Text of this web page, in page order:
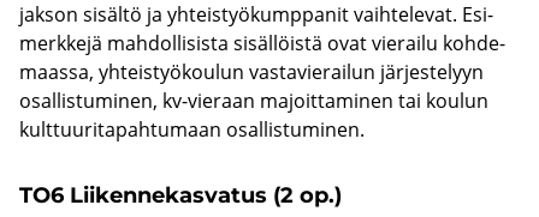
jak­son si­säl­tö ja yh­teis­työ­kump­pa­nit vaih­te­le­vat. Esi­
merk­ke­jä mah­dol­li­sis­ta si­säl­löis­tä ovat vie­rai­lu koh­de­
maas­sa, yh­teis­työ­kou­lun vas­ta­vie­rai­lun jär­jes­te­lyyn
osal­lis­tu­mi­nen, kv-​vieraan ma­joit­ta­mi­nen tai kou­lun
kult­tuu­ri­ta­pah­tu­maan osal­lis­tu­mi­nen.
TO6 Lii­ken­ne­kas­va­tus (2 op.)